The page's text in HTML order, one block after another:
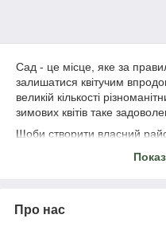
Сад - це місце, яке за
залишатися квітучим
великій кількості
зимових квітів таке
Щоби створити власний
або як в народі кажуть,
Про нас